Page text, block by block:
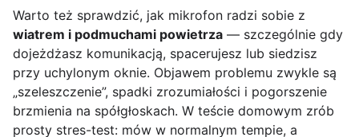
Warto też sprawdzić, jak mikrofon radzi sobie z
wiatrem i podmuchami powietrza — szczególnie gdy
dojeżdżasz komunikacją, spacerujesz lub siedzisz
przy uchylonym oknie. Objawem problemu zwykle są
„szeleszczenie”, spadki zrozumiałości i pogorszenie
brzmienia na spółgłoskach. W teście domowym zrób
prosty stres-test: mów w normalnym tempie, a